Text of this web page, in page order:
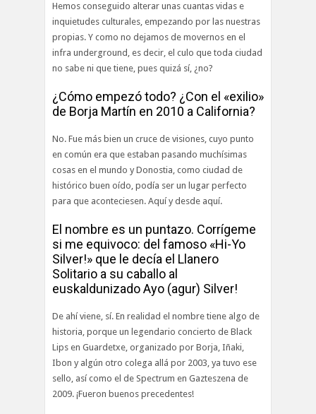
Hemos conseguido alterar unas cuantas vidas e
inquietudes culturales, empezando por las nuestras
propias. Y como no dejamos de movernos en el
infra underground, es decir, el culo que toda ciudad
no sabe ni que tiene, pues quizá sí, ¿no?
¿Cómo empezó todo? ¿Con el «exilio»
de Borja Martín en 2010 a California?
No. Fue más bien un cruce de visiones, cuyo punto
en común era que estaban pasando muchísimas
cosas en el mundo y Donostia, como ciudad de
histórico buen oído, podía ser un lugar perfecto
para que aconteciesen. Aquí y desde aquí.
El nombre es un puntazo. Corrígeme
si me equivoco: del famoso «Hi-Yo
Silver!» que le decía el Llanero
Solitario a su caballo al
euskaldunizado Ayo (agur) Silver!
De ahí viene, sí. En realidad el nombre tiene algo de
historia, porque un legendario concierto de Black
Lips en Guardetxe, organizado por Borja, Iñaki,
Ibon y algún otro colega allá por 2003, ya tuvo ese
sello, así como el de Spectrum en Gazteszena de
2009. ¡Fueron buenos precedentes!